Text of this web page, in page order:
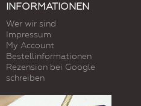
INFORMATIONEN
Wer wir sind
Impressum
My Account
Bestellinformationen
Rezension bei Google
schreiben